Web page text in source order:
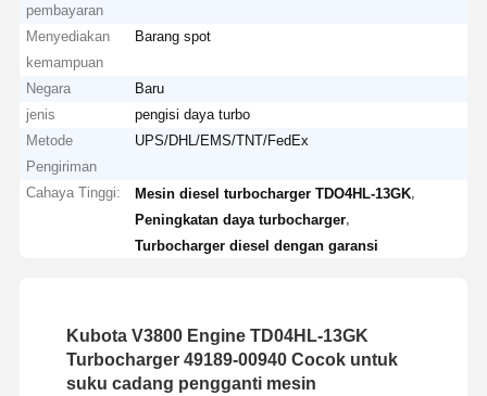
pembayaran
Menyediakan
kemampuan
Barang spot
Negara
Baru
jenis
pengisi daya turbo
Metode
Pengiriman
UPS/DHL/EMS/TNT/FedEx
Cahaya Tinggi: Mesin diesel turbocharger TDO4HL-13GK
Peningkatan daya turbocharger
Turbocharger diesel dengan garansi
Kubota V3800 Engine TD04HL-13GK
Turbocharger 49189-00940 Cocok untuk
suku cadang pengganti mesin